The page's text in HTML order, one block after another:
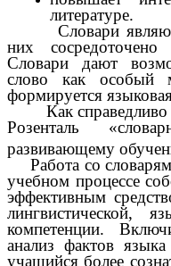
литературе.
Словари
них сосредоточено
Словари дают
слово как особый
формируется
Как справедливо
Розенталь
развивающему
Работа со
учебном процессе
эффективным
лингвистической,
компетенции.
анализ фактов
учащийся более